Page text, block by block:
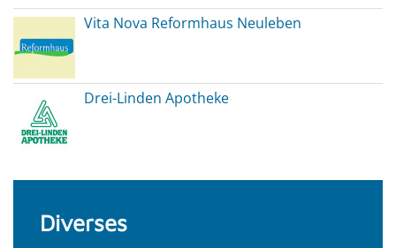
Vita Nova Reformhaus Neuleben
Drei-Linden Apotheke
Diverses